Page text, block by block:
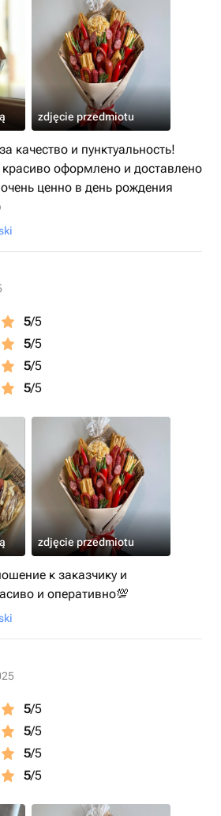
zdjęcie przedmiotu
качество и пунктуальность!
оформлено и доставлено
ценно в день рождения
5/5
5/5
5/5
5/5
zdjęcie przedmiotu
к заказчику и
и оперативно💯
5/5
5/5
5/5
5/5